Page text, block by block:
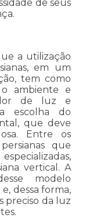
de seus
a utilização
em um
tem como
ambiente e
de luz e
escolha do
que deve
Entre os
que
vertical. A
modelo
dessa forma,
preciso da luz